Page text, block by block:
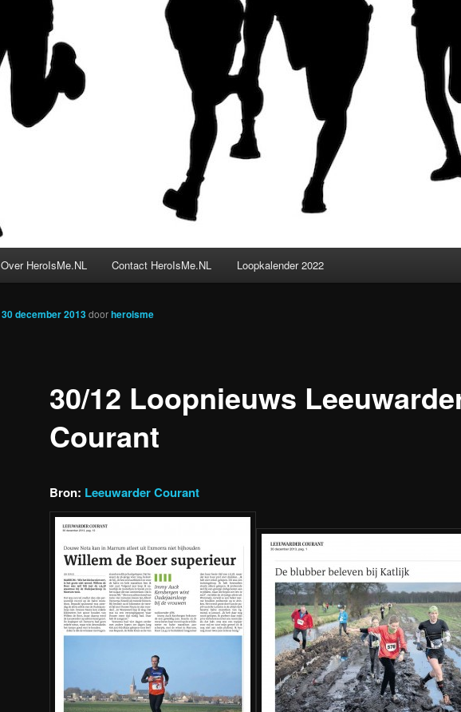
Over HeroIsMe.NL Contact HeroIsMe.NL Loopkalender 2022
30/12 Loopnieuws
Courant
30 december 2013doorheroisme
Bron: Leeuwarder Courant